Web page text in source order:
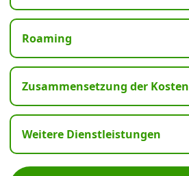
Roaming
Zusammensetzung der Kosten
Weitere Dienstleistungen